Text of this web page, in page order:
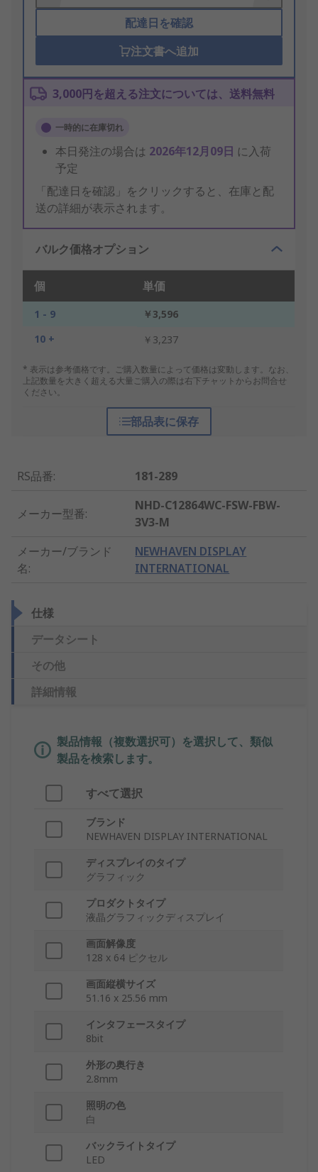
配達日を確認
注文書へ追加
3,000円を超える注文については、送料無料
一時的に在庫切れ
本日発注の場合は 2026年12月09日 に入荷
予定
「配達日を確認」をクリックすると、在庫と配
送の詳細が表示されます。
バルク価格オプション
個 単価
1 - 9
￥3,596
10 +
￥3,237
* 表示は参考価格です。ご購入数量によって価格は変動します。なお、
上記数量を大きく超える大量ご購入の際は右下チャットからお問合せ
ください。
部品表に保存
RS品番: 181-289
メーカー型番:
NHD-C12864WC-FSW-FBW-
3V3-M
メーカー/ブランド
名:
NEWHAVEN DISPLAY
INTERNATIONAL
仕様
データシート
その他
詳細情報
製品情報（複数選択可）を選択して、類似
製品を検索します。
すべて選択
ブランド
NEWHAVEN DISPLAY INTERNATIONAL
ディスプレイのタイプ
グラフィック
プロダクトタイプ
液晶グラフィックディスプレイ
画面解像度
128 x 64 ピクセル
画面縦横サイズ
51.16 x 25.56 mm
インタフェースタイプ
8bit
外形の奥行き
2.8mm
照明の色
白
バックライトタイプ
LED